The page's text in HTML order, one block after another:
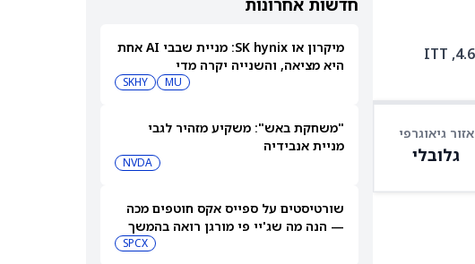
BBHM היא קרן סל עם 30 אחזקות. בין האחזקות המובילות: ANET ב-5.26%, ENTG ב-5.14%, CBRE ב-4.63%, ITT
אזור גיאוגרפי
גלובלי
חדשות אחרונות
מיקרון או SK hynix: מניית שבבי AI אחת
היא מציאה, והשנייה יקרה מדי
MU
SKHY
"משחקת באש": משקיע מזהיר לגבי
מניית אנבידיה
NVDA
שורטיסטים על ספייס אקס חוטפים מכה
— הנה מה שג'יי פי מורגן רואה בהמשך
SPCX